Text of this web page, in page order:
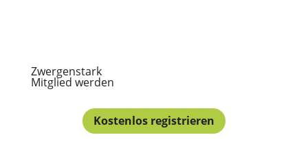
Zwergenstark
Mitglied werden
Kostenlos registrieren